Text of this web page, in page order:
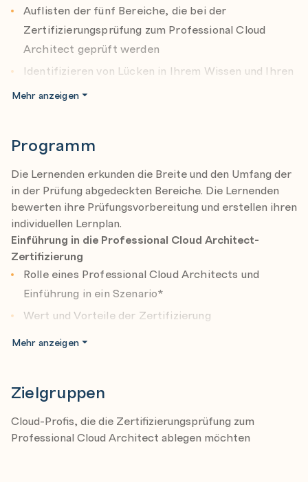
Auflisten der fünf Bereiche, die bei der
Zertifizierungsprüfung zum Professional Cloud
Architect geprüft werden
Identifizieren von Lücken in Ihrem Wissen und Ihren
Fähigkeiten für jeden Bereich und Erstellung eines
Mehr anzeigen
Programm
Die Lernenden erkunden die Breite und den Umfang der
in der Prüfung abgedeckten Bereiche. Die Lernenden
bewerten ihre Prüfungsvorbereitung und erstellen ihren
individuellen Lernplan.
Einführung in die Professional Cloud Architect-
Zertifizierung
Rolle eines Professional Cloud Architects und
Einführung in ein Szenario*
Wert und Vorteile der Zertifizierung
Ablauf der Zertifizierung
Erläutern des Zertifizierungsprozesses
Entwerfen und Planen einer Cloud-Lösungsarchitektur
Szenario: Festlegung der ersten technischen und
Mehr anzeigen
Zielgruppen
Cloud-Profis, die die Zertifizierungsprüfung zum
Professional Cloud Architect ablegen möchten